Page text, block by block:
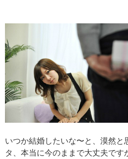
いつか結婚したいな〜と、漠然と
タ、本当に今のままで大丈夫です